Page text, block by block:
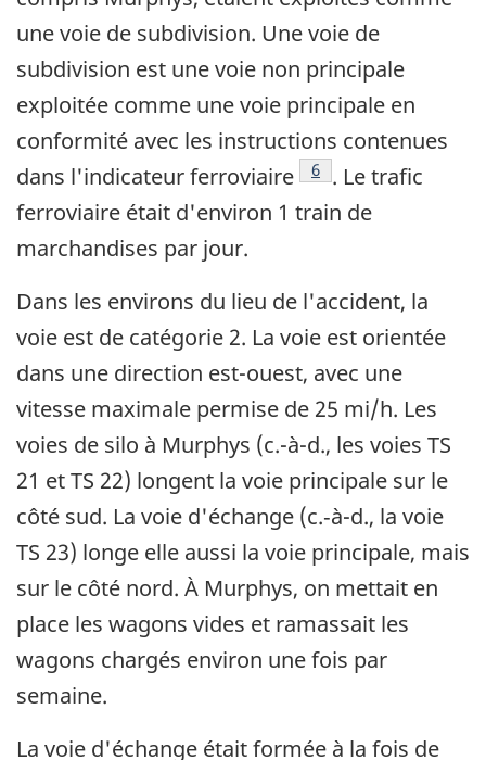
une voie de subdivision. Une voie de
subdivision est une voie non principale
exploitée comme une voie principale en
conformité avec les instructions contenues
dans l'indicateur ferroviaire
Note de bas de page 6
6 . Le trafic
ferroviaire était d'environ 1 train de
marchandises par jour.
Dans les environs du lieu de l'accident, la
voie est de catégorie 2. La voie est orientée
dans une direction est-ouest, avec une
vitesse maximale permise de 25 mi/h. Les
voies de silo à Murphys (c.-à-d., les voies TS
21 et TS 22) longent la voie principale sur le
côté sud. La voie d'échange (c.‑à-d., la voie
TS 23) longe elle aussi la voie principale, mais
sur le côté nord. À Murphys, on mettait en
place les wagons vides et ramassait les
wagons chargés environ une fois par
semaine.
La voie d'échange était formée à la fois de